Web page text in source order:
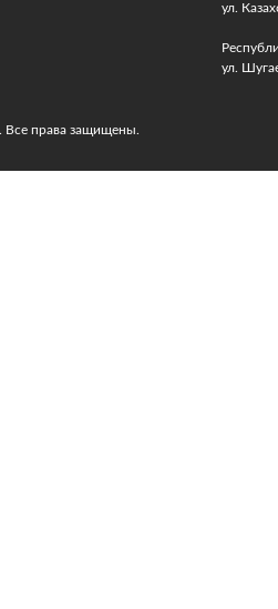
ул.
ул.
. Все права защищены.